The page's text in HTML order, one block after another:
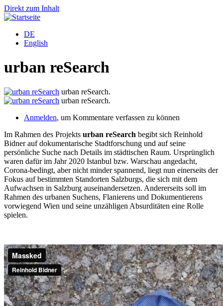
Direkt zum Inhalt
DE
English
urban reSearch
urban reSearch.
urban reSearch.
Anmelden, um Kommentare verfassen zu können
Im Rahmen des Projekts urban reSearch begibt sich Reinhold
Bidner auf dokumentarische Stadtforschung und auf seine
persönliche Suche nach Details im städtischen Raum. Ursprünglich
waren dafür im Jahr 2020 Istanbul bzw. Warschau angedacht,
Corona-bedingt, aber nicht minder spannend, liegt nun einerseits der
Fokus auf bestimmten Standorten Salzburgs, die sich mit dem
Aufwachsen in Salzburg auseinandersetzen. Andererseits soll im
Rahmen des urbanen Suchens, Flanierens und Dokumentierens
vorwiegend Wien und seine unzähligen Absurditäten eine Rolle
spielen.